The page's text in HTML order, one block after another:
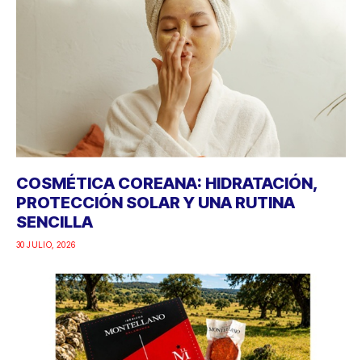
COSMÉTICA COREANA: HIDRATACIÓN,
PROTECCIÓN SOLAR Y UNA RUTINA
SENCILLA
30 JULIO, 2026